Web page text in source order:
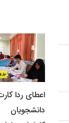
اعطای ردا
دانشجویان